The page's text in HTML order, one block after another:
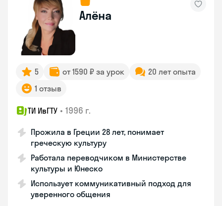
Алёна
5 от 1590 ₽ за урок
20 лет опыта
1 отзыв
ТИ ИвГТУ • 1996 г.
Прожила в Греции 28 лет, понимает
греческую культуру
Работала переводчиком в Министерстве
культуры и Юнеско
Использует коммуникативный подход для
уверенного общения